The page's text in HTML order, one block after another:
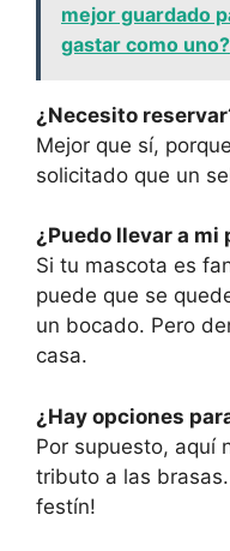
mejor guardado
gastar como uno?
¿Necesito
Mejor que sí,
solicitado que un
¿Puedo llevar a mi
Si tu mascota es
puede que se
un bocado. Pero
casa.
¿Hay opciones
Por supuesto, aquí
tributo a las
festín!